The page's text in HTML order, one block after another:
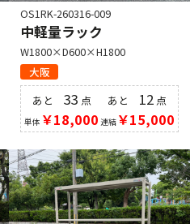
OS1RK-260316-009
中軽量ラック
W1800×D600×H1800
大阪
あと 33 点
単体 ￥18,000
あと 12 点
連結￥15,000